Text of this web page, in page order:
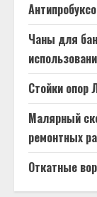
Чаны для
Стойки опор
Малярный
ремонтных
Откатные